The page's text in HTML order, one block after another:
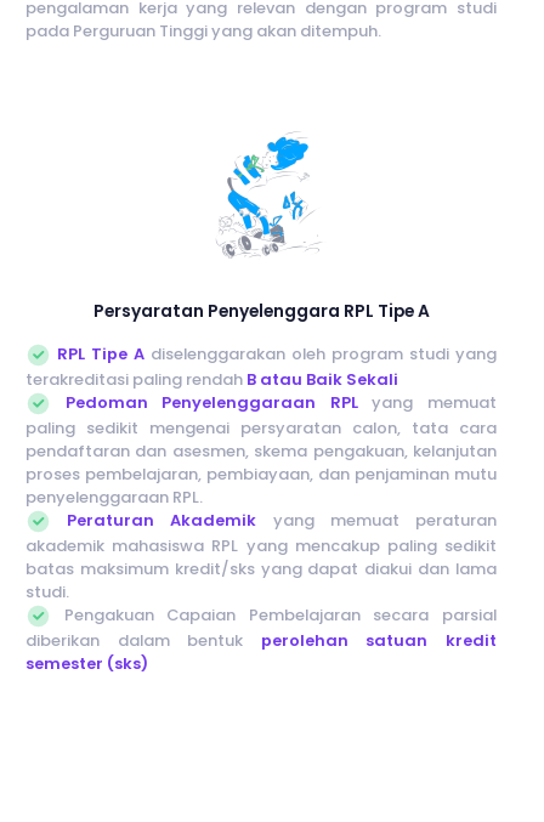
pengalaman kerja yang relevan dengan program studi
pada Perguruan Tinggi yang akan ditempuh.
Persyaratan Penyelenggara RPL Tipe A
RPL Tipe A diselenggarakan oleh program studi yang
terakreditasi paling rendah B atau Baik Sekali
Pedoman Penyelenggaraan RPLyang memuat
paling sedikit mengenai persyaratan calon, tata cara
pendaftaran dan asesmen, skema pengakuan, kelanjutan
proses pembelajaran, pembiayaan, dan penjaminan mutu
penyelenggaraan RPL.
Peraturan Akademik yang memuat peraturan
akademik mahasiswa RPL yang mencakup paling sedikit
batas maksimum kredit/sks yang dapat diakui dan lama
studi.
Pengakuan Capaian Pembelajaran secara parsial
diberikan dalam bentuk perolehan satuan kredit
semester (sks)